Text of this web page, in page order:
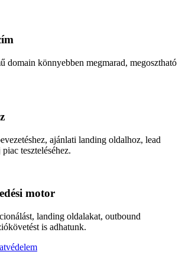
domain könnyebben megmarad, megosztható
ajánlati landing oldalhoz, lead
teszteléséhez.
motor
landing oldalakat, outbound
is adhatunk.